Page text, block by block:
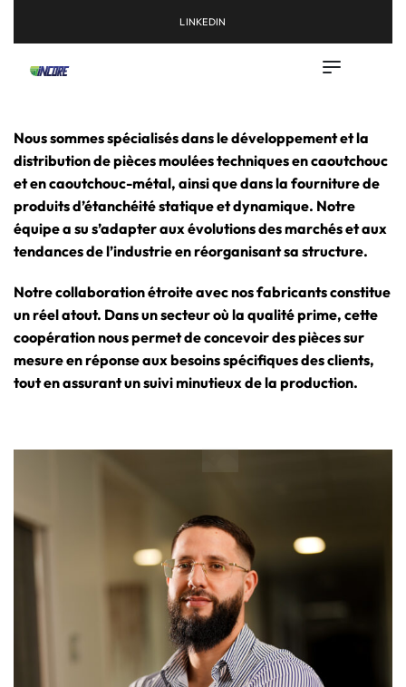
LINKEDIN
Nous sommes spécialisés dans le développement et la
distribution de pièces moulées techniques en caoutchouc
et en caoutchouc-métal, ainsi que dans la fourniture de
produits d’étanchéité statique et dynamique. Notre
équipe a su s’adapter aux évolutions des marchés et aux
tendances de l’industrie en réorganisant sa structure.
Notre collaboration étroite avec nos fabricants constitue
un réel atout. Dans un secteur où la qualité prime, cette
coopération nous permet de concevoir des pièces sur
mesure en réponse aux besoins spécifiques des clients,
tout en assurant un suivi minutieux de la production.